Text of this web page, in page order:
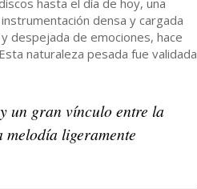
hasta el día de hoy, una
densa y cargada
despejada de emociones, hace
naturaleza pesada fue validada
un gran vínculo entre la
ligeramente